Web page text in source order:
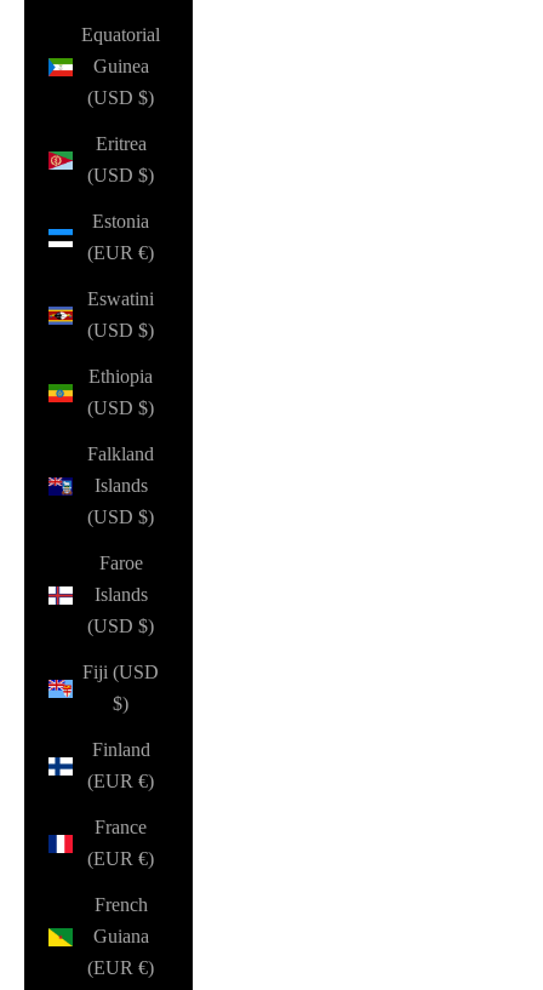
Equatorial
Guinea
(USD $)
Eritrea
(USD $)
Estonia
(EUR €)
Eswatini
(USD $)
Ethiopia
(USD $)
Falkland
Islands
(USD $)
Faroe
Islands
(USD $)
Fiji (USD
$)
Finland
(EUR €)
France
(EUR €)
French
Guiana
(EUR €)